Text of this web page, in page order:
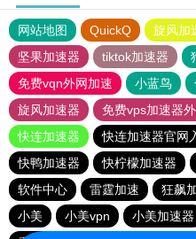
网站地图 QuickQ 旋风加
坚果加速器
tiktok加速器
免费vqn外网加速
小蓝鸟
旋风加速器
免费vps加速器
快连加速器
快连加速器官网
快鸭加速器
快柠檬加速器
软件中心
雷霆加速 狂飙
小美
小美vpn 小美加速器